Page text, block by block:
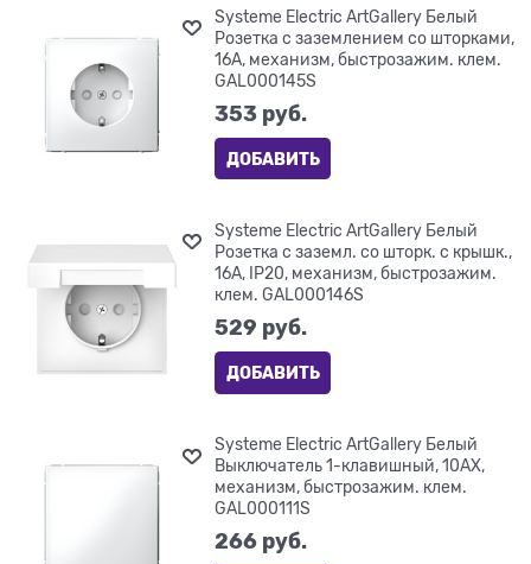
Systeme Electric ArtGallery Белый
Розетка с заземлением со шторками,
16А, механизм, быстрозажим. клем.
GAL000145S
353 руб.
ДОБАВИТЬ
Systeme Electric ArtGallery Белый
Розетка с заземл. со шторк. с крышк.,
16А, IP20, механизм, быстрозажим.
клем. GAL000146S
529 руб.
ДОБАВИТЬ
Systeme Electric ArtGallery Белый
Выключатель 1-клавишный, 10АХ,
механизм, быстрозажим. клем.
GAL000111S
266 руб.